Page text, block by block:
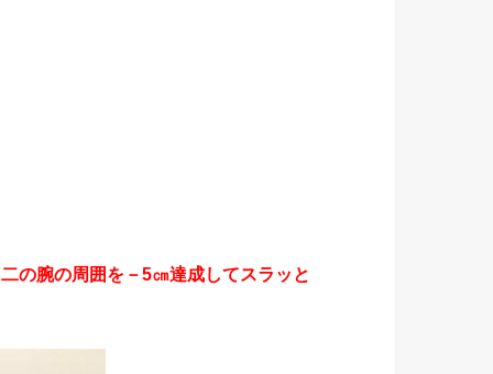
の腕の周囲を－5㎝達成してスラッと